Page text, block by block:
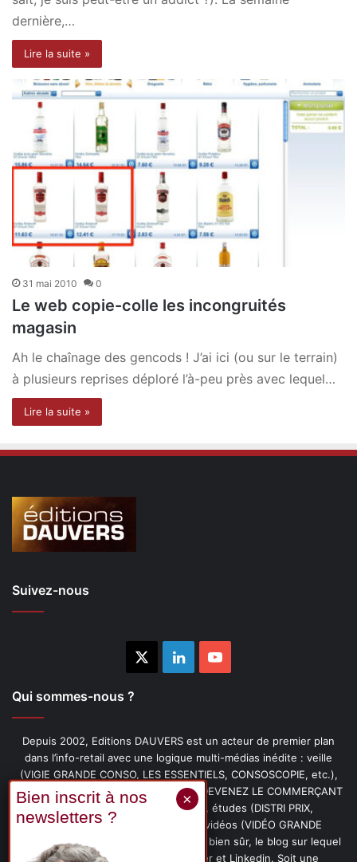
dernière,…
Lire la suite »
31 mai 2010 0
Le web copie-colle les incongruités
magasin
Ah le chaînage des gencods ! J’ai ici (ou sur le terrain)
à plusieurs reprises déploré l’à-peu près avec lequel…
Lire la suite »
Suivez-nous
LinkedinYouTube
Qui sommes-nous ?
Depuis 2002, Editions DAUVERS est un acteur de premier plan
dans l’info-retail avec une logique multi-médias inédite : veille
(VIGIE GRANDE CONSO, LES ESSENTIELS, CONSOSCOPIE, etc.),
livres (PENSER-CLIENT, IMAGE-PRIX, DEVENEZ LE COMMERÇANT
PRÉFÉRÉ DE VOS CLIENTS, etc.), études (DISTRI PRIX,
PROMOFLASH, DRIVE INSIGHTS), vidéos (VIDÉO GRANDE
CONSO), podcasts (CAFÉ CONSO) et, bien sûr, le blog sur lequel
vous êtes, ainsi que les fils Twitter et Linkedin. Soit une